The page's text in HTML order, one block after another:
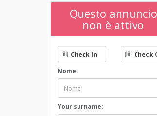
Questo annuncio
non è attivo
Nome:
Your surname: